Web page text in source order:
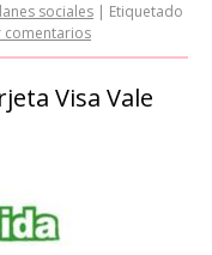
sociales | Etiquetado
comentarios
Visa Vale